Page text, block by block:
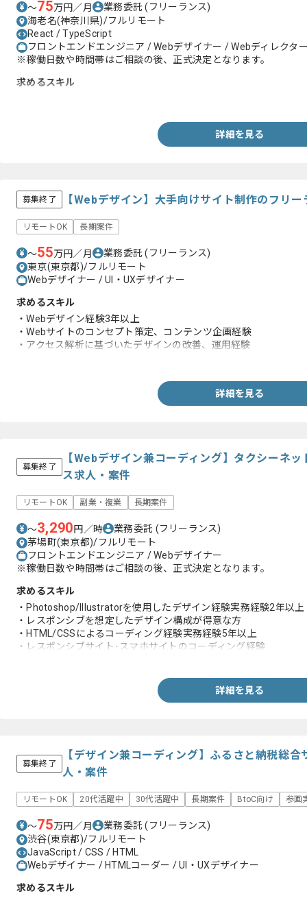
〜75万円／月 業務委託(フリーランス)
海老名(神奈川県)/フルリモート
React / TypeScript
フロントエンドエンジニア / Webデザイナー / Webディレクタ
※稼働日数や時間帯はご相談の後、正式決定となります。
求めるスキル
詳細を見る
募集終了 【Webデザイン】大手向けサイト制作のフリ
リモートOK 長期案件
〜55万円／月 業務委託(フリーランス)
東京(東京都)/フルリモート
Webデザイナー / UI・UXデザイナー
求めるスキル
・Webデザイン経験3年以上
・Webサイトのコンセプト策定、コンテンツ企画経験
・アクセス解析に基づいたデザインの改善、運用経験
詳細を見る
募集終了
【Webデザイン兼コーディング】タクシーネ
ス求人・案件
リモートOK 副業・複業 長期案件
〜3,290円／時 業務委託 (フリーランス)
茅場町(東京都)/フルリモート
フロントエンドエンジニア / Webデザイナー
※稼働日数や時間帯はご相談の後、正式決定となります。
求めるスキル
・Photoshop/Illustratorを使用したデザイン経験実務経験2年以上
・レスポンシブを想定したデザイン構成が得意な方
・HTML/CSSによるコーディング経験実務経験5年以上
・レスポンシブサイト･スマホサイトのコーディング経験
詳細を見る
募集終了
【デザイン兼コーディング】ふるさと納税総合
人・案件
リモートOK 20代活躍中 30代活躍中 長期案件 BtoC向け 参画
〜75万円／月 業務委託(フリーランス)
渋谷(東京都)/フルリモート
JavaScript / CSS / HTML
Webデザイナー / HTMLコーダー / UI・UXデザイナー
求めるスキル